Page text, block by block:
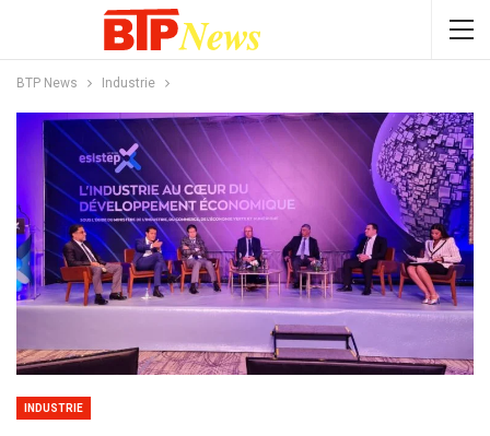
BTP News Industrie
INDUSTRIE